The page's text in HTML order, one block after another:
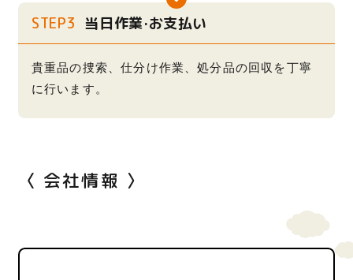
STEP3 当日作業·お支払い
貴重品の捜索、仕分け作業、処分品の回収を丁寧
に行います。
〈 会社情報 〉